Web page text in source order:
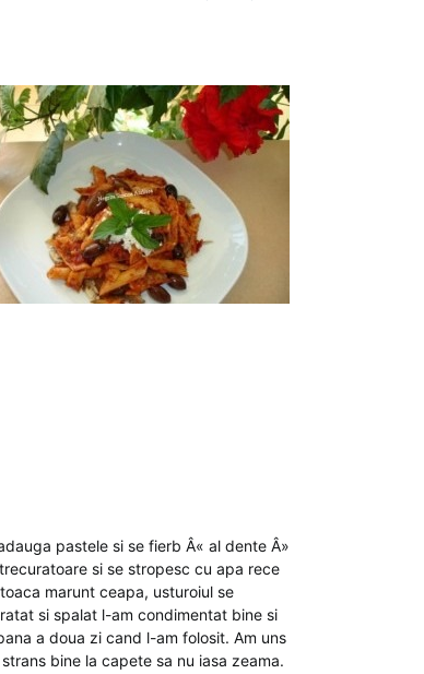
pastele si se fierb Â« al dente Â»
si se stropesc cu apa rece
marunt ceapa, usturoiul se
si spalat l-am condimentat bine si
a doua zi cand l-am folosit. Am uns
bine la capete sa nu iasa zeama.